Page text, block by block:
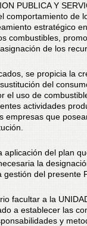
PUBLICA Y
comportamiento de
estratégico
combustibles,
de los
se propicia la
del
el uso de
actividades
empresas que
aplicación del plan
la
del presente
facultar a la
a establecer las
y